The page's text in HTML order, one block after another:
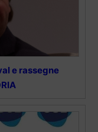
e rassegne